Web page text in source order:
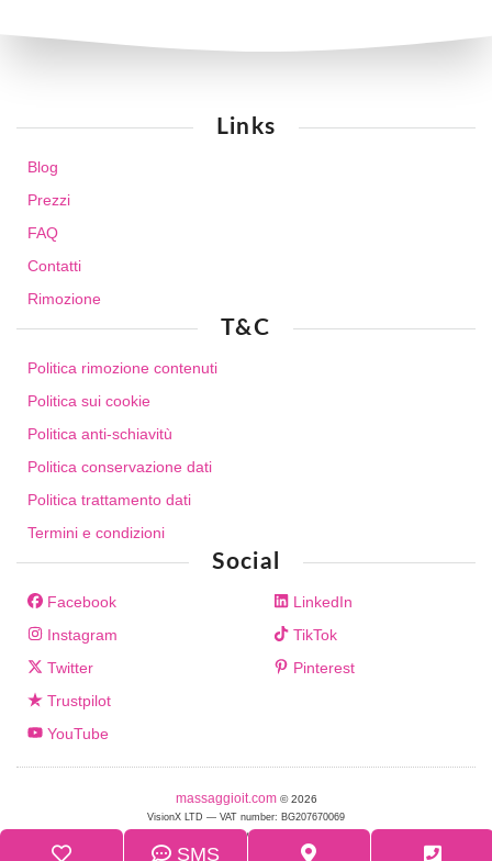
Links
Blog
Prezzi
FAQ
Contatti
Rimozione
T&C
Politica rimozione contenuti
Politica sui cookie
Politica anti-schiavitù
Politica conservazione dati
Politica trattamento dati
Termini e condizioni
Social
Facebook
Instagram
Twitter
Trustpilot
YouTube
LinkedIn
TikTok
Pinterest
massaggioit.com © 2026
VisionX LTD — VAT number: BG207670069
Sofia, G.S. Rakovski 42, 1202, BG
SMS